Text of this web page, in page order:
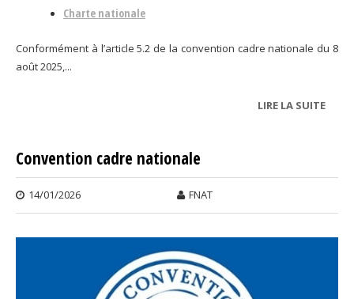
Charte nationale
Conformément à l’article 5.2 de la convention cadre nationale du 8
août 2025,...
LIRE LA SUITEDE
Convention cadre nationale
14/01/2026 FNAT